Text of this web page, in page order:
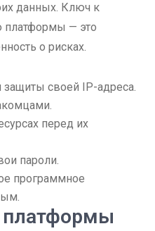
данных. Ключ к
платформы — это
о рисках.
защиты своей IP-адреса.
перед их
пароли.
программное